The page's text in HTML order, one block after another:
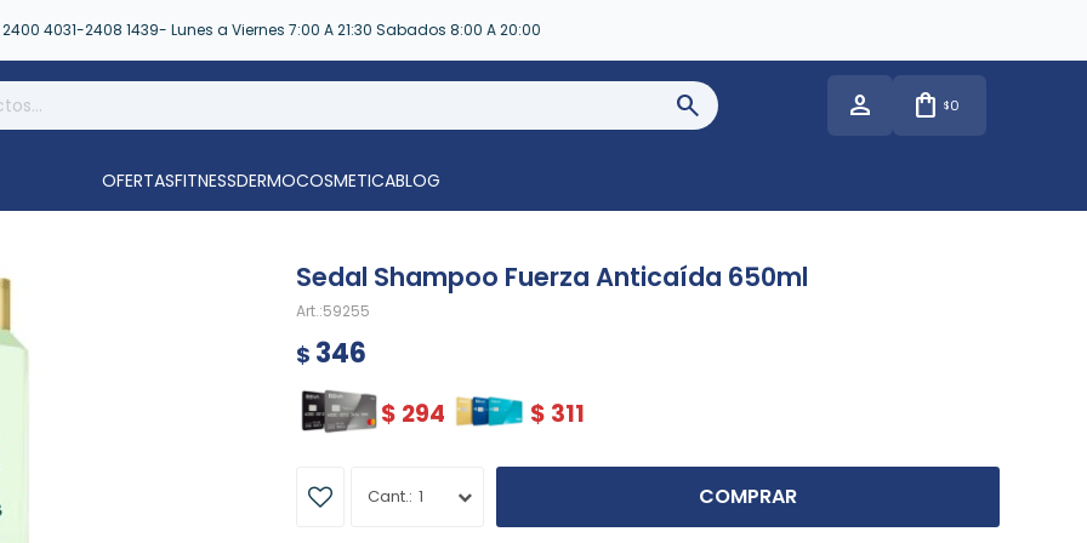
2400 4031-2408 1439- Lunes a Viernes 7:00 A 21:30 Sabados 8:00 A 20:00
$0
OFERTASFITNESSDERMOCOSMETICABLOG
Sedal Shampoo Fuerza Anticaída 650ml
59255
$ 346
$ 294 $ 311
1 COMPRAR